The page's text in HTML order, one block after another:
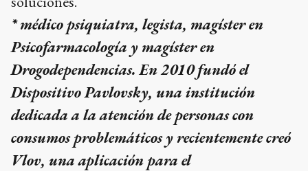
* médico psiquiatra, legista, magíster en
Psicofarmacología y magíster en
Drogodependencias. En 2010 fundó el
Dispositivo Pavlovsky, una institución
dedicada a la atención de personas con
consumos problemáticos y recientemente creó
Vlov, una aplicación para el